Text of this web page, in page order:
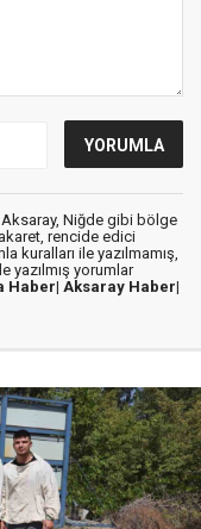
Niğde gibi bölge
rencide edici
kuralları ile yazılmamış,
yazılmış yorumlar
Haber| Aksaray Haber|